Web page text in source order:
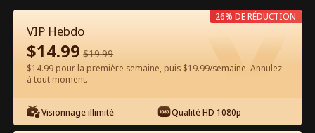
Regarder gratuitement sur l'App
VIP Hebdo
$14.99 $19.99
$14.99 pour la première semaine, puis $19.99/semaine. Annulez
à tout moment.
Visionnage illimité Qualité HD 1080p
26% DE RÉDUCTION